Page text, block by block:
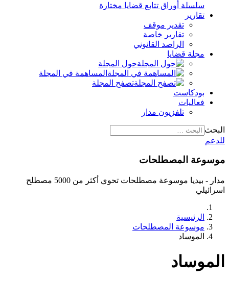
سلسلة أوراق تتابع قضايا مختارة
تقارير
تقدير موقف
تقارير خاصة
الراصد القانوني
مجلة قضايا
حول المجلة
المساهمة في المجلة
تصفح المجلة
بودكاست
فعاليات
تلفزيون مدار
البحث
للدعم
موسوعة المصطلحات
مدار - بيديا موسوعة مصطلحات تحوي أكثر من 5000 مصطلح
اسرائيلي
الرئيسية
موسوعة المصطلحات
الموساد
الموساد